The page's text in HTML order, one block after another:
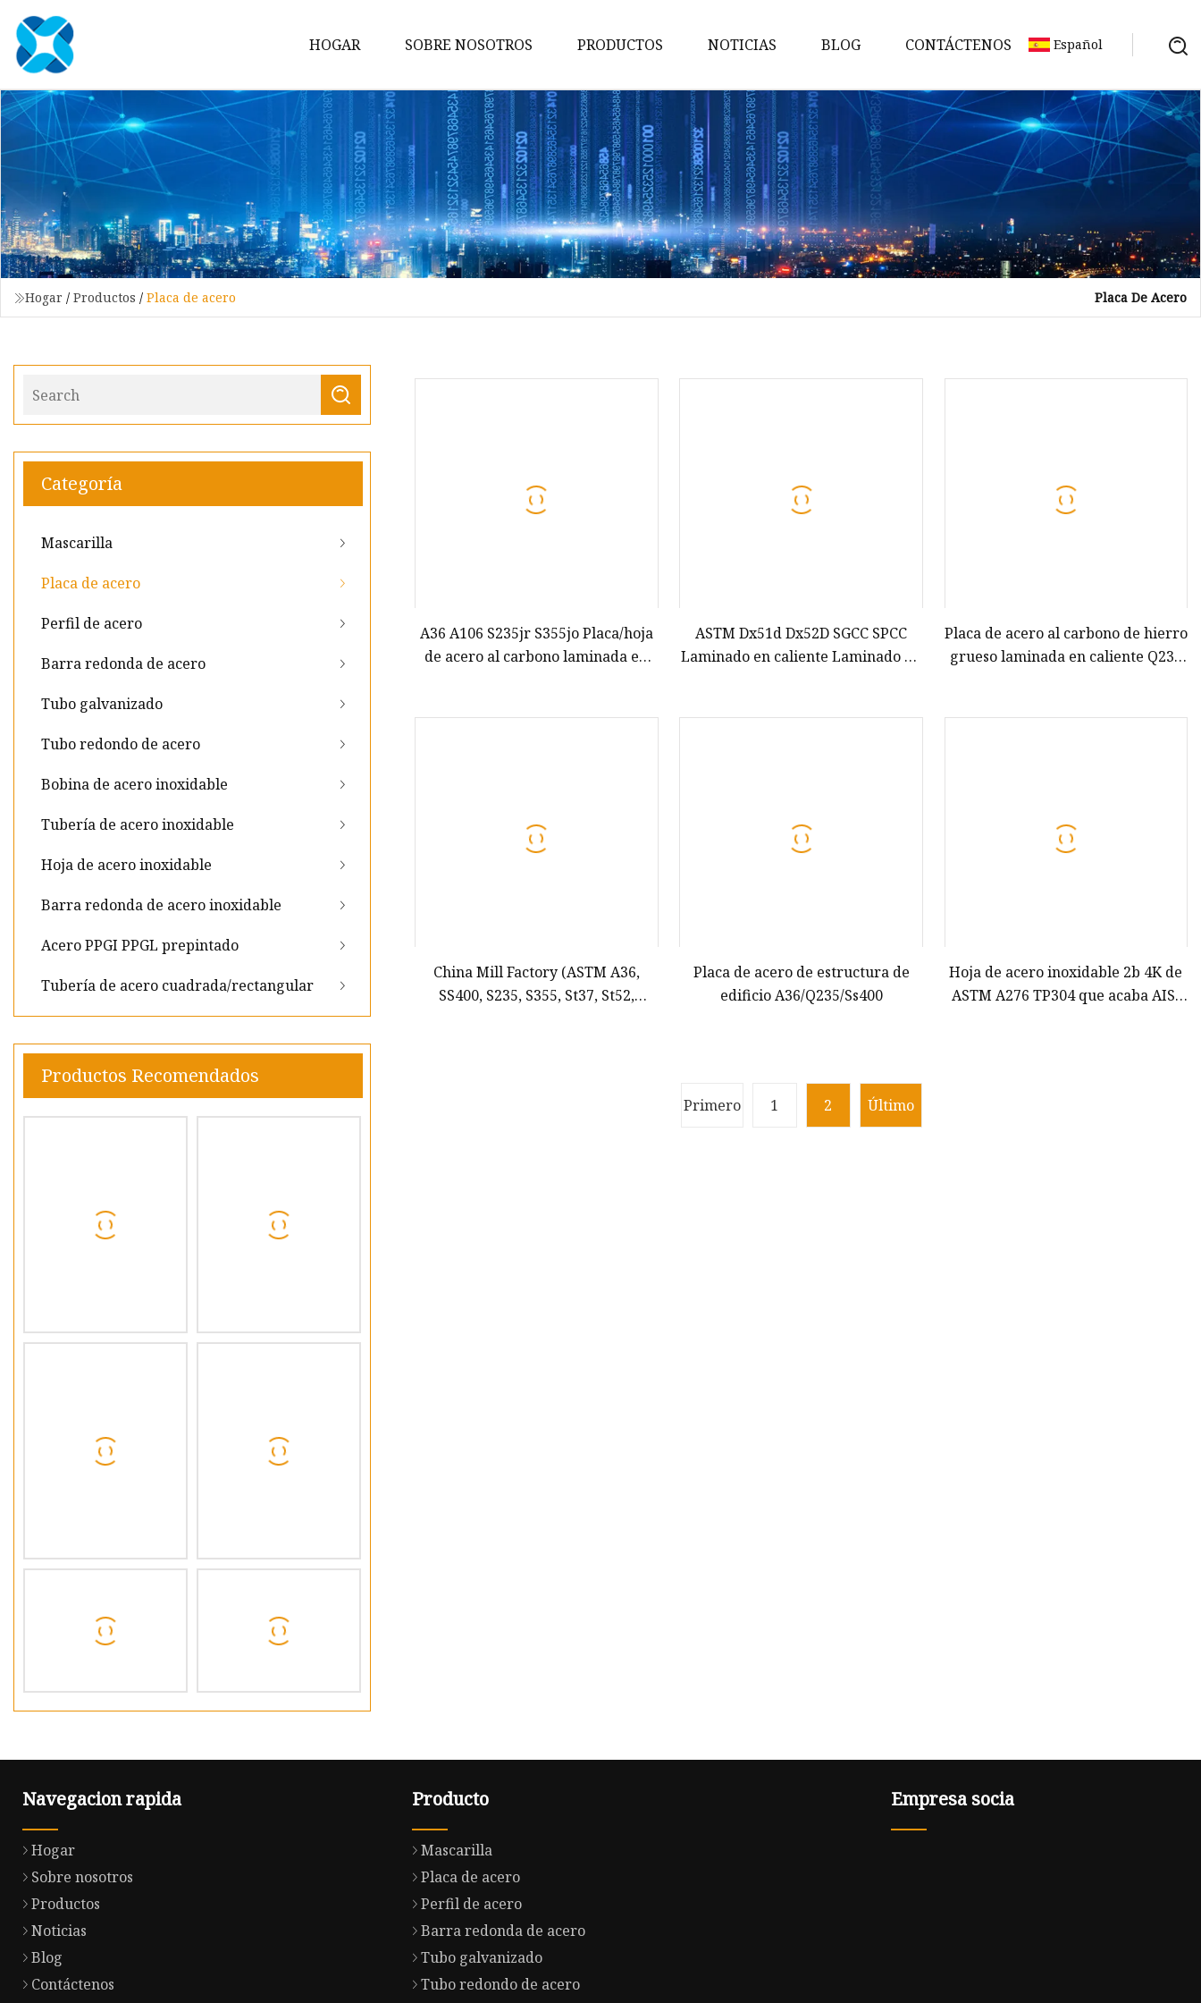
HOGAR SOBRE NOSOTROS PRODUCTOS
Mascarilla
Placa de acero
Perfil de acero
Barra redonda de acero
Tubo galvanizado
Tubo redondo de acero
NOTICIAS BLOG CONTÁCTENOS Español
Hogar / Productos / Placa de acero Placa De Acero
Categoría
Mascarilla
Placa de acero
Perfil de acero
Barra redonda de acero
Tubo galvanizado
Tubo redondo de acero
Bobina de acero inoxidable
Tubería de acero inoxidable
Hoja de acero inoxidable
Barra redonda de acero inoxidable
Acero PPGI PPGL prepintado
Tubería de acero cuadrada/rectangular
Productos Recomendados
A36 A106 S235jr S355jo Placa/hoja
de acero al carbono laminada en
ASTM Dx51d Dx52D SGCC SPCC
Laminado en caliente Laminado en
Placa de acero al carbono de hierro
grueso laminada en caliente Q235
China Mill Factory (ASTM A36,
SS400, S235, S355, St37, St52,
Placa de acero de estructura de
edificio A36/Q235/Ss400
Hoja de acero inoxidable 2b 4K de
ASTM A276 TP304 que acaba AISI
Primero 1 2 Último
Navegacion rapida
Hogar
Sobre nosotros
Productos
Noticias
Blog
Contáctenos
Producto
Mascarilla
Placa de acero
Perfil de acero
Barra redonda de acero
Tubo galvanizado
Tubo redondo de acero
Empresa socia